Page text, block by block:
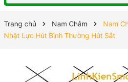
Trang chủ Nam Châm
Nam
Nhật Lực Hút Bình Thường Hút Sắt